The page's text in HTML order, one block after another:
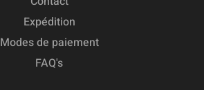
Expédition
Modes de paiement
FAQ's